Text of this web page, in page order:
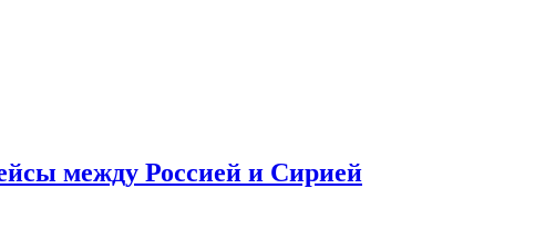
между Россией и Сирией